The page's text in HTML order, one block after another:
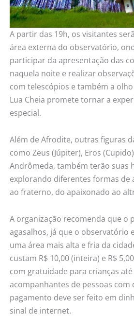
A partir das 19h, os visitantes
área externa do observatório,
participar da apresentação das
naquela noite e realizar
com telescópios e também a
Lua Cheia promete tornar a
especial.
Além de Afrodite, outras figuras
como Zeus (Júpiter), Eros
Andrômeda, também terão suas
explorando diferentes formas
ao fraterno, do apaixonado ao
A organização recomenda que o
agasalhos, já que o observatório
uma área mais alta e fria da
custam R$ 10,00 (inteira) e R$
com gratuidade para crianças
acompanhantes de pessoas com
pagamento deve ser feito em
sinal de internet.